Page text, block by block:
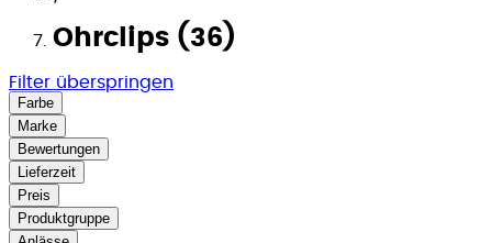
Ohrclips (36)
Filter überspringen
Farbe
Marke
Bewertungen
Lieferzeit
Preis
Produktgruppe